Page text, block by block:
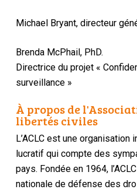
Michael Bryant, directeur
Brenda McPhail, PhD.
Directrice du projet «
surveillance »
À propos de
libertés civiles
L’ACLC est une organisation
lucratif qui compte des
pays. Fondée en 1964,
nationale de défense des